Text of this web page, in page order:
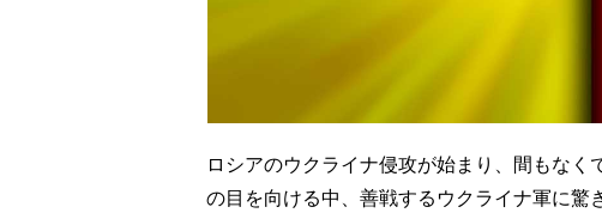
ロシアのウクライナ侵攻が始まり、間もな
の目を向ける中、善戦するウクライナ軍に